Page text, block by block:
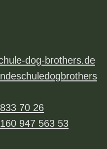
dog-brothers.de
70 26
947 563 53